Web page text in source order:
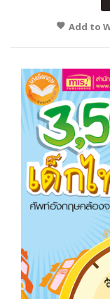
Add to